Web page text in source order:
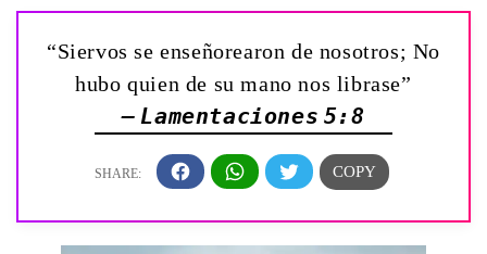
“Siervos se enseñorearon de nosotros; No
hubo quien de su mano nos librase”
— Lamentaciones 5:8